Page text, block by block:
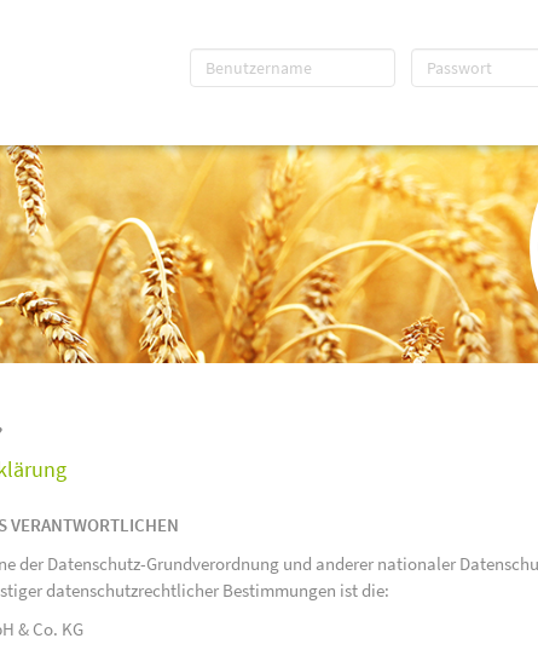
VERANTWORTLICHEN
der Datenschutz-Grundverordnung und anderer nationaler
datenschutzrechtlicher Bestimmungen ist die:
& Co. KG